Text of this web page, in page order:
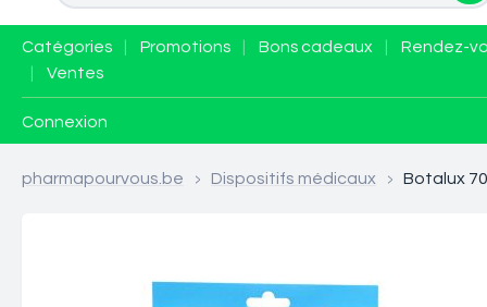
Catégories Promotions Bons cadeaux
Rendez-
Ventes
Connexion
pharmapourvous.be > Dispositifs médicaux > Botalux